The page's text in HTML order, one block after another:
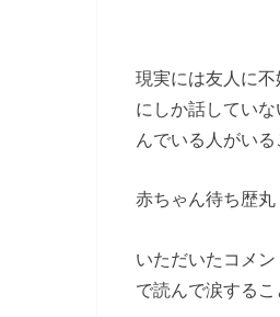
現実には友人に
にしか話してい
んでいる人がい
赤ちゃん待ち歴
いただいたコメ
で読んで涙するこ